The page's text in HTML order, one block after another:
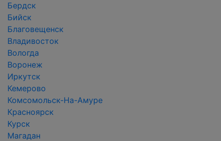
Бердск
Бийск
Благовещенск
Владивосток
Вологда
Воронеж
Иркутск
Кемерово
Комсомольск-На-Амуре
Красноярск
Курск
Магадан